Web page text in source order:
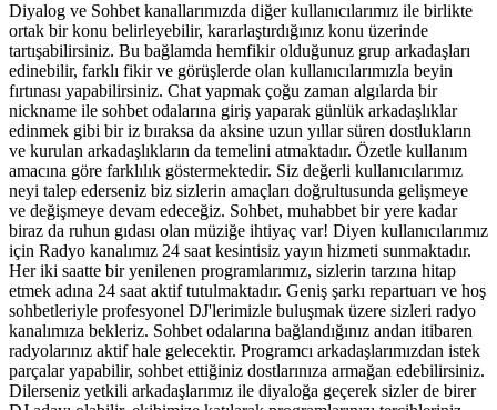
Diyalog ve Sohbet kanallarımızda diğer kullanıcılarımız ile birlikte
ortak bir konu belirleyebilir, kararlaştırdığınız konu üzerinde
tartışabilirsiniz. Bu bağlamda hemfikir olduğunuz grup arkadaşları
edinebilir, farklı fikir ve görüşlerde olan kullanıcılarımızla beyin
fırtınası yapabilirsiniz. Chat yapmak çoğu zaman algılarda bir
nickname ile sohbet odalarına giriş yaparak günlük arkadaşlıklar
edinmek gibi bir iz bıraksa da aksine uzun yıllar süren dostlukların
ve kurulan arkadaşlıkların da temelini atmaktadır. Özetle kullanım
amacına göre farklılık göstermektedir. Siz değerli kullanıcılarımız
neyi talep ederseniz biz sizlerin amaçları doğrultusunda gelişmeye
ve değişmeye devam edeceğiz. Sohbet, muhabbet bir yere kadar
biraz da ruhun gıdası olan müziğe ihtiyaç var! Diyen kullanıcılarımız
için Radyo kanalımız 24 saat kesintisiz yayın hizmeti sunmaktadır.
Her iki saatte bir yenilenen programlarımız, sizlerin tarzına hitap
etmek adına 24 saat aktif tutulmaktadır. Geniş şarkı repartuarı ve hoş
sohbetleriyle profesyonel DJ'lerimizle buluşmak üzere sizleri radyo
kanalımıza bekleriz. Sohbet odalarına bağlandığınız andan itibaren
radyolarınız aktif hale gelecektir. Programcı arkadaşlarımızdan istek
parçalar yapabilir, sohbet ettiğiniz dostlarınıza armağan edebilirsiniz.
Dilerseniz yetkili arkadaşlarımız ile diyaloğa geçerek sizler de birer